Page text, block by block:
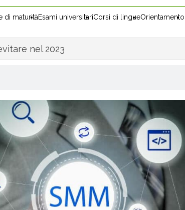
di maturitàEsami universitariCorsi di lingueOrientamento
nel 2023